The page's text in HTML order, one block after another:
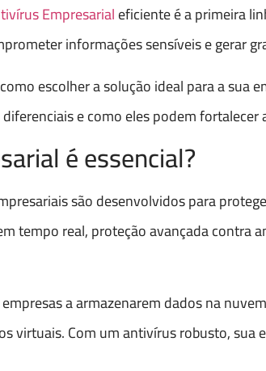
Empresarialeficiente é a primeira
informações sensíveis e gerar
escolher a solução ideal para a sua
e como eles podem fortalecer
é essencial?
são desenvolvidos para
tempo real, proteção avançada contra
a armazenarem dados na
virtuais. Com um antivírus robusto, sua